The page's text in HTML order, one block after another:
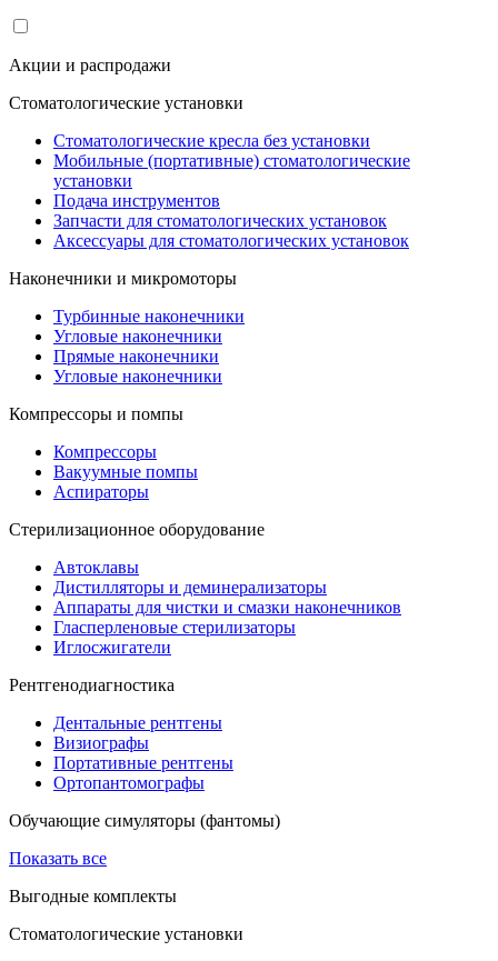
Акции и распродажи
Стоматологические установки
Стоматологические кресла без установки
Мобильные (портативные) стоматологические
установки
Подача инструментов
Запчасти для стоматологических установок
Аксессуары для стоматологических установок
Наконечники и микромоторы
Турбинные наконечники
Угловые наконечники
Прямые наконечники
Угловые наконечники
Компрессоры и помпы
Компрессоры
Вакуумные помпы
Аспираторы
Стерилизационное оборудование
Автоклавы
Дистилляторы и деминерализаторы
Аппараты для чистки и смазки наконечников
Гласперленовые стерилизаторы
Иглосжигатели
Рентгенодиагностика
Дентальные рентгены
Визиографы
Портативные рентгены
Ортопантомографы
Обучающие симуляторы (фантомы)
Показать все
Выгодные комплекты
Стоматологические установки